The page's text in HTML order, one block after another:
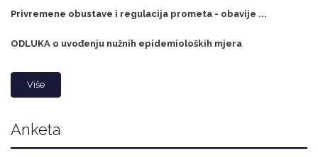
Privremene obustave i regulacija prometa - obavije ...
ODLUKA o uvođenju nužnih epidemioloških mjera
Više
Anketa